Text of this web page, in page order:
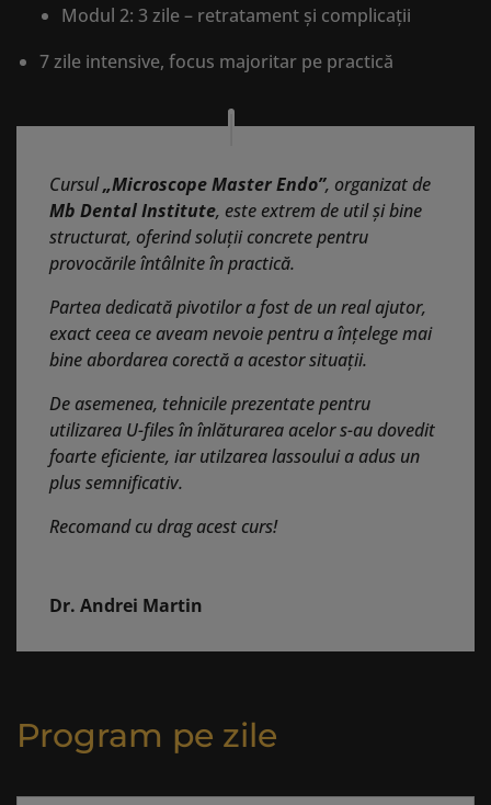
Modul 2: 3 zile – retratament și complicații
7 zile intensive, focus majoritar pe practică
Cursul„Microscope Master Endo”, organizat de
Mb Dental Institute, este extrem de util și bine
structurat, oferind soluții concrete pentru
provocările întâlnite în practică.
Partea dedicată pivotilor a fost de un real ajutor,
exact ceea ce aveam nevoie pentru a înțelege mai
bine abordarea corectă a acestor situații.
De asemenea, tehnicile prezentate pentru
utilizarea U-files în înlăturarea acelor s-au dovedit
foarte eficiente, iar utilzarea lassoului a adus un
plus semnificativ.
Recomand cu drag acest curs!
Dr. Andrei Martin
Program pe zile